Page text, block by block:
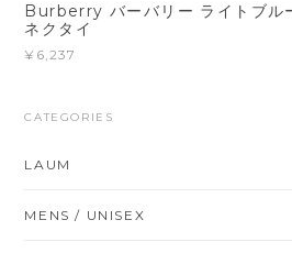
Burberry バーバリー ライトブル
ネクタイ
¥6,237
CATEGORIES
LAUM
MENS / UNISEX